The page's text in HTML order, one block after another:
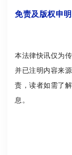
免责及版权申明
本法律快讯仅为
并已注明内容来
责，读者如需了
息。